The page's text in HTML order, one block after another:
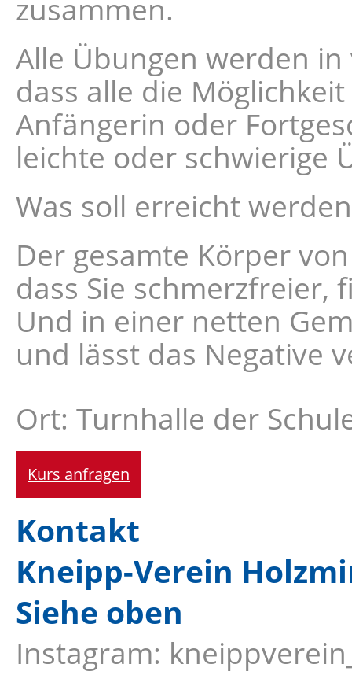
zusammen.
Alle Übungen werden
dass alle die
Anfängerin oder
leichte oder schwierige
Was soll erreicht
Der gesamte Körper
dass Sie
Und in einer netten
und lässt das Negative
Ort: Turnhalle der
Kurs anfragen
Kontakt
Kneipp-Verein
Siehe oben
Instagram: